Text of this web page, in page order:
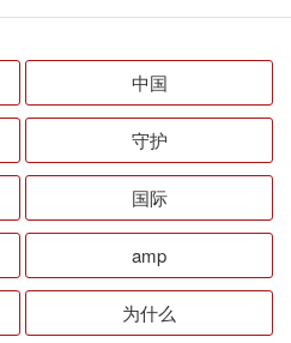
中国
守护
国际
amp
为什么